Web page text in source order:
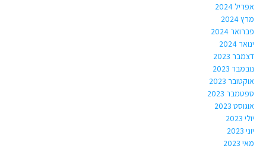
אפריל 2024
מרץ 2024
פברואר 2024
ינואר 2024
דצמבר 2023
נובמבר 2023
אוקטובר 2023
ספטמבר 2023
אוגוסט 2023
יולי 2023
יוני 2023
מאי 2023